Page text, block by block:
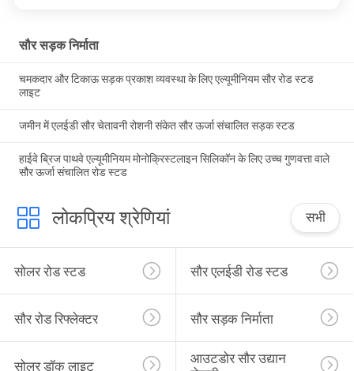
सौर सड़क निर्माता
चमकदार और टिकाऊ सड़क प्रकाश व्यवस्था के लिए एल्यूमीनियम सौर रोड स्टड
लाइट
जमीन में एलईडी सौर चेतावनी रोशनी संकेत सौर ऊर्जा संचालित सड़क स्टड
हाईवे ब्रिज पाथवे एल्यूमीनियम मोनोक्रिस्टलाइन सिलिकॉन के लिए उच्च गुणवत्ता वाले
सौर ऊर्जा संचालित रोड स्टड
लोकप्रिय श्रेणियां सभी
सोलर रोड स्टड सौर एलईडी रोड स्टड
सौर रोड रिफ्लेक्टर सौर सड़क निर्माता
सोलर डॉक लाइट
आउटडोर सौर उद्यान